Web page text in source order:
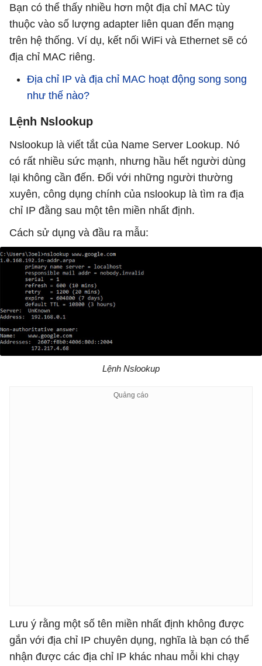
Bạn có thể thấy nhiều hơn một địa chỉ MAC tùy
thuộc vào số lượng adapter liên quan đến mạng
trên hệ thống. Ví dụ, kết nối WiFi và Ethernet sẽ có
địa chỉ MAC riêng.
Địa chỉ IP và địa chỉ MAC hoạt động song song
như thế nào?
Lệnh Nslookup
Nslookup là viết tắt của Name Server Lookup. Nó
có rất nhiều sức mạnh, nhưng hầu hết người dùng
lại không cần đến. Đối với những người thường
xuyên, công dụng chính của nslookup là tìm ra địa
chỉ IP đằng sau một tên miền nhất định.
Cách sử dụng và đầu ra mẫu:
Lệnh Nslookup
Lưu ý rằng một số tên miền nhất định không được
gắn với địa chỉ IP chuyên dụng, nghĩa là bạn có thể
nhận được các địa chỉ IP khác nhau mỗi khi chạy